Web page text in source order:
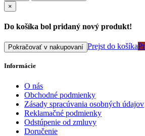
×
Do košíka bol pridaný nový produkt!
Pokračovať v nakupovaní Prejst do košíka
Informácie
O nás
Obchodné podmienky
Zásady spracúvania osobných údajov
Reklamačné podmienky
Odstúpenie od zmluvy
Doručenie